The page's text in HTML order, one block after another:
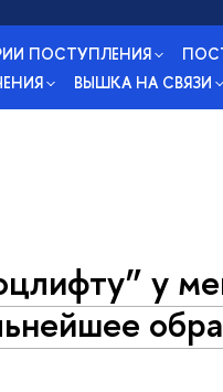
ПОСТУПЛЕНИЯ
ВЫШКА НА СВЯЗИ
у